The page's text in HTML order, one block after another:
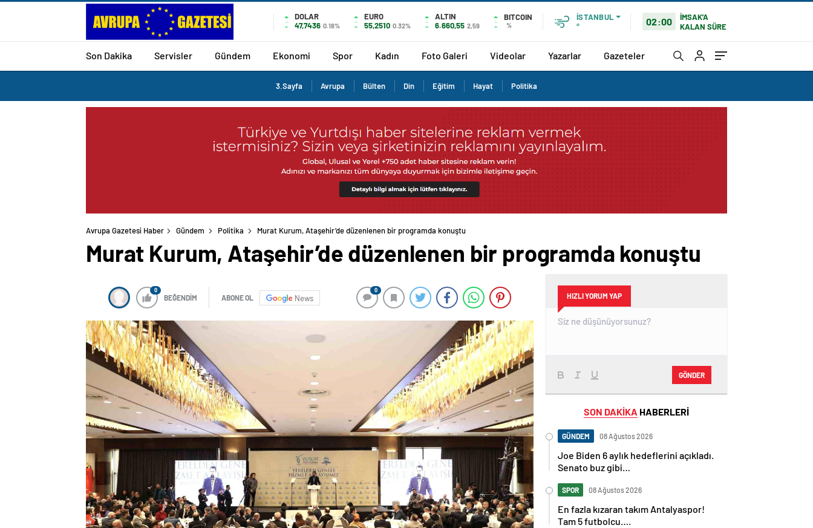
DOLAR
47,7436 0.18%
EURO
55,2510 0.32%
ALTIN
6.660,55 2,59
BITCOIN
%
İSTANBUL
°
02:00
İMSAK'A
KALAN SÜRE
Son Dakika Servisler Gündem Ekonomi Spor Kadın Foto Galeri Videolar Yazarlar Gazeteler
3.Sayfa Avrupa Bülten Din Eğitim Hayat Politika
Avrupa Gazetesi Haber Gündem Politika Murat Kurum, Ataşehir’de düzenlenen bir programda konuştu
Murat Kurum, Ataşehir’de düzenlenen bir programda konuştu
0
BEĞENDİM ABONE OL News
0
HIZLI YORUM YAP
GÖNDER
SON DAKİKA HABERLERİ
GÜNDEM 08 Ağustos 2026
Joe Biden 6 aylık hedeflerini açıkladı.
Senato buz gibi…
SPOR 08 Ağustos 2026
En fazla kızaran takım Antalyaspor!
Tam 5 futbolcu….